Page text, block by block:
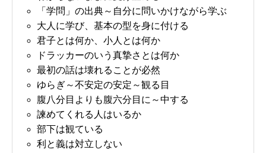
「学問」の出典～自分に問いかけながら学ぶ
大人に学び、基本の型を身に付ける
君子とは何か、小人とは何か
ドラッカーのいう真摯さとは何か
最初の話は壊れることが必然
ゆらぎ～不安定の安定～観る目
腹八分目よりも腹六分目に～中する
諫めてくれる人はいるか
部下は観ている
利と義は対立しない